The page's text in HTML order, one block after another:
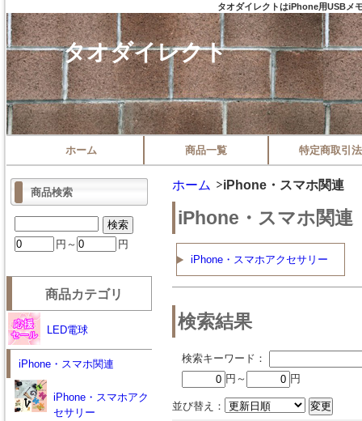
タオダイレクトはiPhone用USBメ
タオダイレクト
ホーム 商品一覧 特定商取引法
ホーム iPhone・スマホ関連
iPhone・スマホ関連
iPhone・スマホアクセサリー
検索結果
検索キーワード：
円～
円
並び替え：
商品検索
円～ 円
商品カテゴリ
LED電球
iPhone・スマホ関連
iPhone・スマホアク
セサリー